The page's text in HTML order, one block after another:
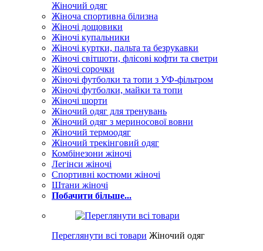
Жіночий одяг
Жіноча спортивна білизна
Жіночі дощовики
Жіночі купальники
Жіночі куртки, пальта та безрукавки
Жіночі світшоти, флісові кофти та светри
Жіночі сорочки
Жіночі футболки та топи з УФ-фільтром
Жіночі футболки, майки та топи
Жіночі шорти
Жіночий одяг для тренувань
Жіночий одяг з мериносової вовни
Жіночий термоодяг
Жіночий трекінговий одяг
Комбінезони жіночі
Легінси жіночі
Спортивні костюми жіночі
Штани жіночі
Побачити більше...
Переглянути всі товари Жіночий одяг